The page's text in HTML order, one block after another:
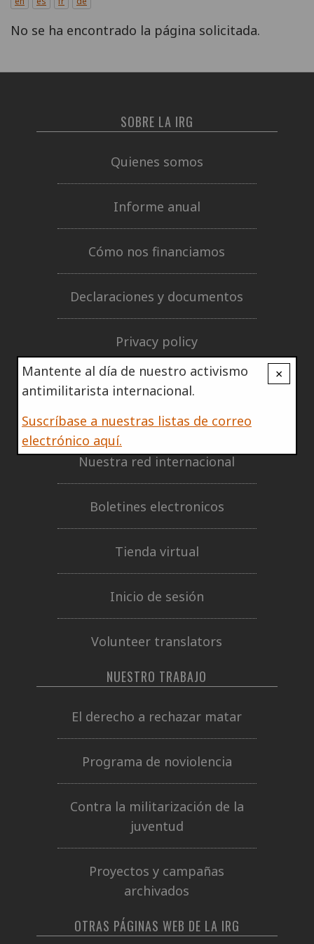
No se ha encontrado la página solicitada.
×
Mantente al día de nuestro activismo
antimilitarista internacional.
Suscríbase a nuestras listas de correo
electrónico aquí.
SOBRE LA IRG
Quienes somos
Informe anual
Cómo nos financiamos
Declaraciones y documentos
Privacy policy
INVOLUCRARTE
Apoya a la IRG
Nuestra red internacional
Boletines electronicos
Tienda virtual
Inicio de sesión
Volunteer translators
NUESTRO TRABAJO
El derecho a rechazar matar
Programa de noviolencia
Contra la militarización de la
juventud
Proyectos y campañas
archivados
OTRAS PÁGINAS WEB DE LA IRG